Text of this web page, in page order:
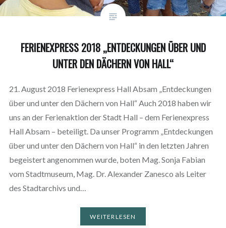
FERIENEXPRESS 2018 „ENTDECKUNGEN ÜBER UND
UNTER DEN DÄCHERN VON HALL“
21. August 2018 Ferienexpress Hall Absam „Entdeckungen
über und unter den Dächern von Hall“ Auch 2018 haben wir
uns an der Ferienaktion der Stadt Hall – dem Ferienexpress
Hall Absam – beteiligt. Da unser Programm „Entdeckungen
über und unter den Dächern von Hall“ in den letzten Jahren
begeistert angenommen wurde, boten Mag. Sonja Fabian
vom Stadtmuseum, Mag. Dr. Alexander Zanesco als Leiter
des Stadtarchivs und…
WEITERLESEN